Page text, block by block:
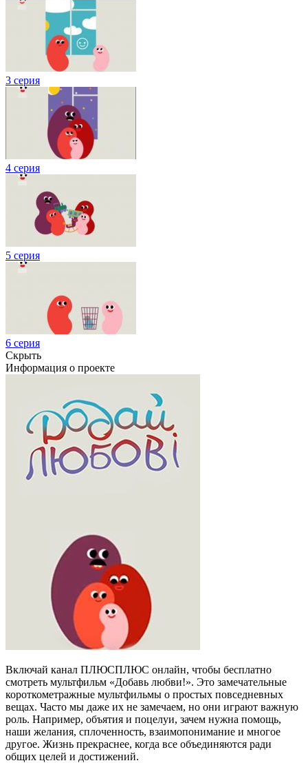
3 серия
4 серия
5 серия
6 серия
Скрыть
Информация о проекте
Включай канал ПЛЮСПЛЮС онлайн, чтобы бесплатно
смотреть мультфильм «Добавь любви!». Это замечательные
короткометражные мультфильмы о простых повседневных
вещах. Часто мы даже их не замечаем, но они играют важную
роль. Например, объятия и поцелуи, зачем нужна помощь,
наши желания, сплоченность, взаимопонимание и многое
другое. Жизнь прекраснее, когда все объединяются ради
общих целей и достижений.